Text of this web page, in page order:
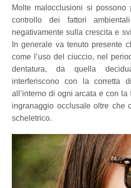
Molte malocclusioni si possono
controllo dei fattori
negativamente sulla crescita e
In generale va tenuto presente
come l’uso del ciuccio, nel
dentatura, da quella
interferiscono con la corretta
all’interno di ogni arcata e con
ingranaggio occlusale oltre che
scheletrico.